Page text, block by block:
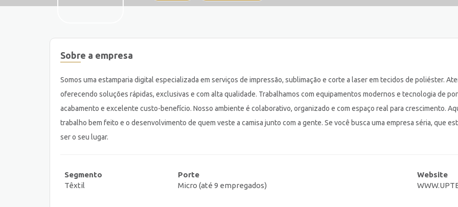
Sobre a empresa
Somos uma estamparia digital especializada em serviços de impressão, sublimação e corte a laser em tecidos de poliéster.
oferecendo soluções rápidas, exclusivas e com alta qualidade. Trabalhamos com equipamentos modernos e tecnologia de
acabamento e excelente custo-benefício. Nosso ambiente é colaborativo, organizado e com espaço real para crescimento.
trabalho bem feito e o desenvolvimento de quem veste a camisa junto com a gente. Se você busca uma empresa séria, que
ser o seu lugar.
Segmento
Têxtil
Porte
Micro (até 9 empregados)
Website